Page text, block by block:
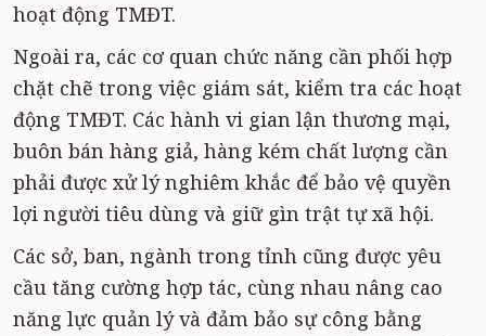
hoạt động TMĐT.
Ngoài ra, các cơ quan chức năng cần phối hợp
chặt chẽ trong việc giám sát, kiểm tra các hoạt
động TMĐT. Các hành vi gian lận thương mại,
buôn bán hàng giả, hàng kém chất lượng cần
phải được xử lý nghiêm khắc để bảo vệ quyền
lợi người tiêu dùng và giữ gìn trật tự xã hội.
Các sở, ban, ngành trong tỉnh cũng được yêu
cầu tăng cường hợp tác, cùng nhau nâng cao
năng lực quản lý và đảm bảo sự công bằng